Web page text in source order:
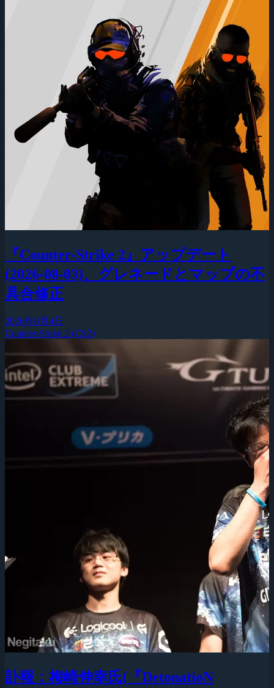
『Counter-Strike 2』アップデート
(2026-08-03)、グレネードとマップの不
具合修正
2026年8月4日
Counter-Strike 2 (CS2)
訃報：梅崎伸幸氏(『DetonatioN